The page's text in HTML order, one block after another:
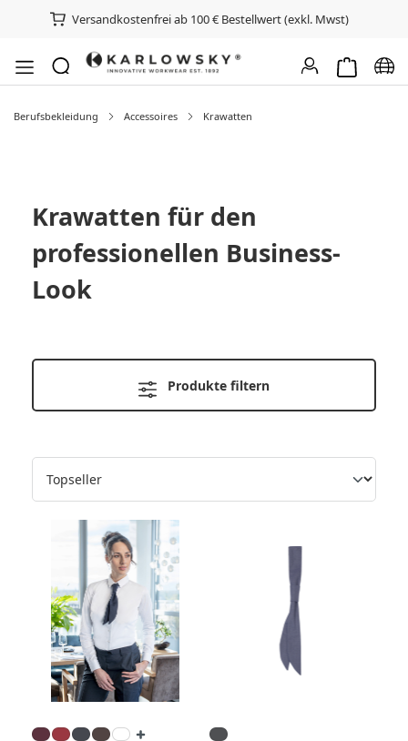
Versandkostenfrei ab 100 € Bestellwert (exkl. Mwst)
Berufsbekleidung Accessoires Krawatten
Krawatten für den
professionellen Business-
Look
Produkte filtern